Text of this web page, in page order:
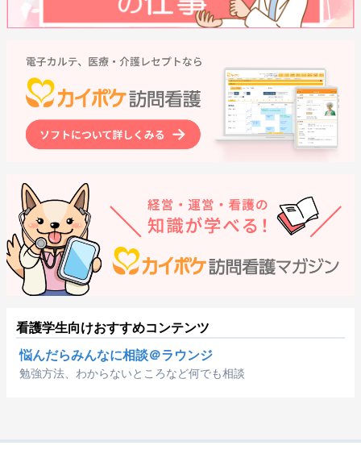
看護学生向けおすすめコンテンツ
悩んだらみんなに相談＠ラウンジ
勉強方法、わからないところなど何でも相談